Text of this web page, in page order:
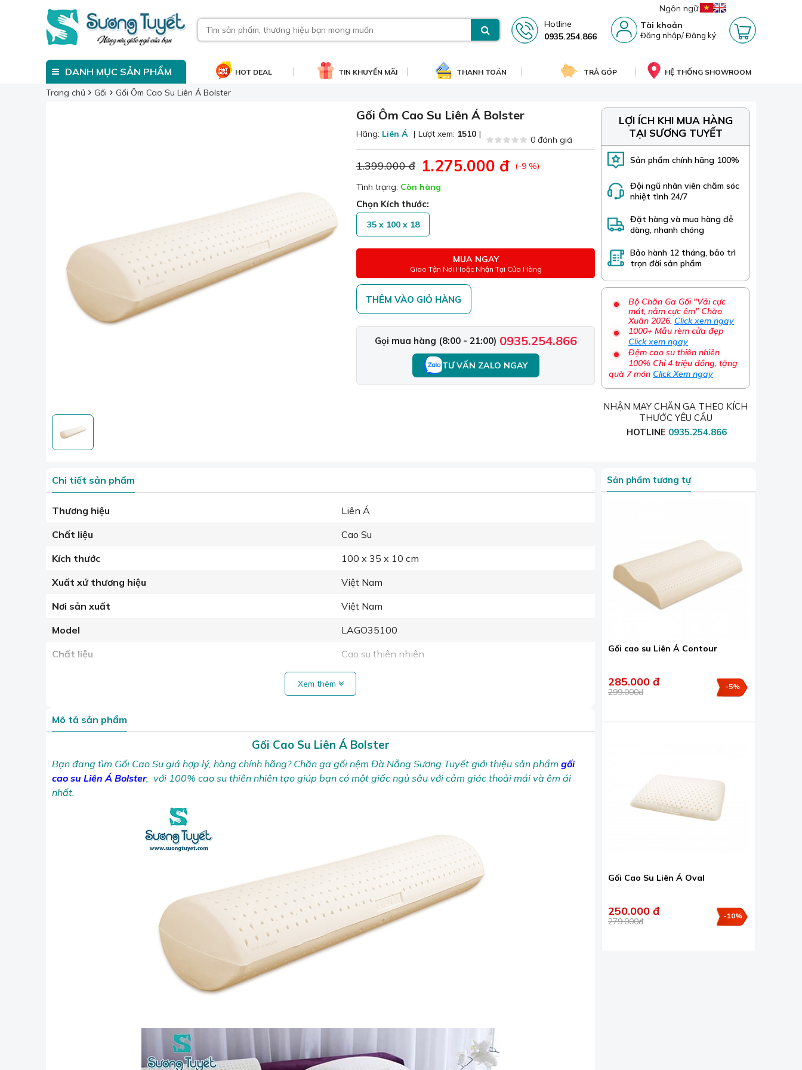
Ngôn ngữ:
Hotline
0935.254.866
Tài khoản
Đăng nhập/Đăng ký
DANH MỤC SẢN PHẨM HOT DEAL TIN KHUYẾN MÃI THANH TOÁN TRẢ GÓP HỆ THỐNG SHOWROOM
Trang chủ Gối Gối Ôm Cao Su Liên Á Bolster
Gối Ôm Cao Su Liên Á Bolster
Hãng: Liên Á | Lượt xem: 1510 |
0 đánh giá
1.399.000 đ 1.275.000 đ
(-9 %)
Tình trạng: Còn hàng
Chọn Kích thước:
35 x 100 x 18
MUA NGAY
Giao Tận Nơi Hoặc Nhận Tại Cửa Hàng
THÊM VÀO GIỎ HÀNG
Gọi mua hàng (8:00 - 21:00) 0935.254.866
TƯ VẤN ZALO NGAY
LỢI ÍCH KHI MUA HÀNG
TẠI SƯƠNG TUYẾT
Sản phẩm chính hãng 100%
Đội ngũ nhân viên chăm sóc
nhiệt tình 24/7
Đặt hàng và mua hàng đễ
dàng, nhanh chóng
Bảo hành 12 tháng, bảo trì
trọn đời sản phẩm
Bộ Chăn Ga Gối "Vải cực
mát, nằm cực êm" Chào
Xuân 2026. Click xem ngay
1000+ Mẫu rèm cửa đẹp
Click xem ngay
Đệm cao su thiên nhiên
100% Chỉ 4 triệu đồng, tặng
quà 7 món Click Xem ngay
NHẬN MAY CHĂN GA THEO KÍCH
THƯỚC YÊU CẦU
HOTLINE 0935.254.866
Chi tiết sản phẩm
Thương hiệu
Liên Á
Chất liệu
Cao Su
Kích thước
100 x 35 x 10 cm
Xuất xứ thương hiệu
Việt Nam
Nơi sản xuất
Việt Nam
Model
LAGO35100
Chất liệu
Cao su thiên nhiên
Xem thêm
Mô tả sản phẩm
Gối Cao Su Liên Á Bolster
Bạn đang tìm Gối Cao Su giá hợp lý, hàng chính hãng? Chăn ga gối nệm Đà Nẵng Sương Tuyết giới thiệu sản phẩm gối
cao su Liên Á Bolster, với 100% cao su thiên nhiên tạo giúp bạn có một giấc ngủ sâu với cảm giác thoải mái và êm ái
nhất.
Sản phẩm tương tự
Gối cao su Liên Á Contour
285.000 đ
299.000đ
-5%
Gối Cao Su Liên Á Oval
250.000 đ
279.000đ
-10%